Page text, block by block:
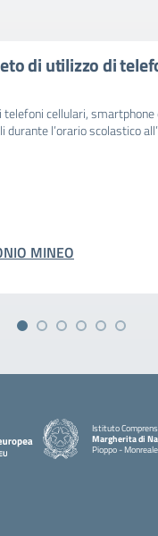
di utilizzo di
telefoni cellulari,
l’orario scolastico
MINEO
Istituto
Margherita di
Pioppo - Monreale